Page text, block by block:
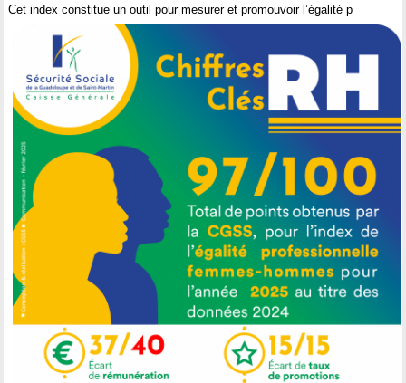
Cet index constitue un outil pour mesurer et promouvoir l’égalité p